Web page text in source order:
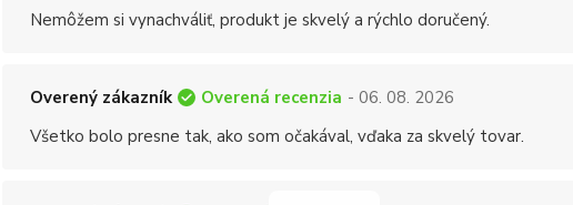
Nemôžem si vynachváliť, produkt je skvelý a rýchlo doručený.
Overený zákazník Overená recenzia - 06. 08. 2026
Všetko bolo presne tak, ako som očakával, vďaka za skvelý tovar.